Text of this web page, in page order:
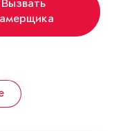
Вызвать